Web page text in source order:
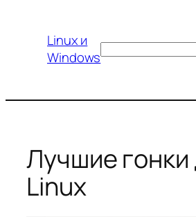
содержимому
Linux и
Windows
Лучшие гонки
Linux